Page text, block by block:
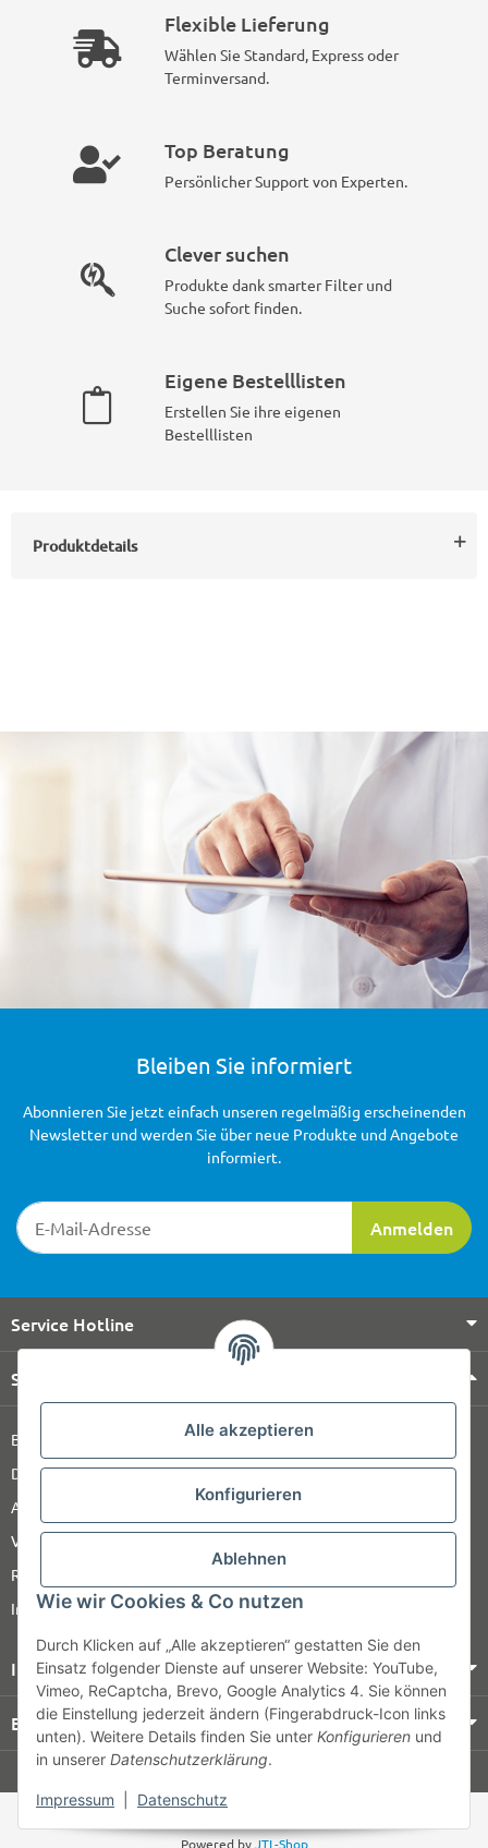
Alle akzeptieren
Konfigurieren
Ablehnen
Wie wir Cookies & Co nutzen
Durch Klicken auf „Alle akzeptieren“ gestatten Sie den
Einsatz folgender Dienste auf unserer Website: YouTube,
Vimeo, ReCaptcha, Brevo, Google Analytics 4. Sie können
die Einstellung jederzeit ändern (Fingerabdruck-Icon links
unten). Weitere Details finden Sie unter Konfigurieren und
in unserer Datenschutzerklärung.
Impressum Datenschutz
Flexible Lieferung
Wählen Sie Standard, Express oder
Terminversand.
Top Beratung
Persönlicher Support von Experten.
Clever suchen
Produkte dank smarter Filter und
Suche sofort finden.
Eigene Bestelllisten
Erstellen Sie ihre eigenen
Bestelllisten
Produktdetails
Bleiben Sie informiert
Newsletter-Registrierung
Anmelden
Abonnieren Sie jetzt einfach unseren regelmäßig erscheinenden
Newsletter und werden Sie über neue Produkte und Angebote
informiert.
Service Hotline
Shop Service
Barrierefreiheitserklärung
Datenschutz
AGB
Versandinformationen
Retour
Impressum
Informationen
Bezahlung & Versand
© HOZ MEDI WERK
* Alle Preise zzgl. gesetzlicher USt., zzgl.
Powered byJTL-Shop